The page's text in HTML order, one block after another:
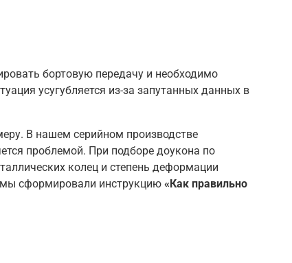
бортовую передачу и необходимо
усугубляется из-за запутанных данных в
В нашем серийном производстве
проблемой. При подборе доукона по
колец и степень деформации
сформировали инструкцию «Как правильно